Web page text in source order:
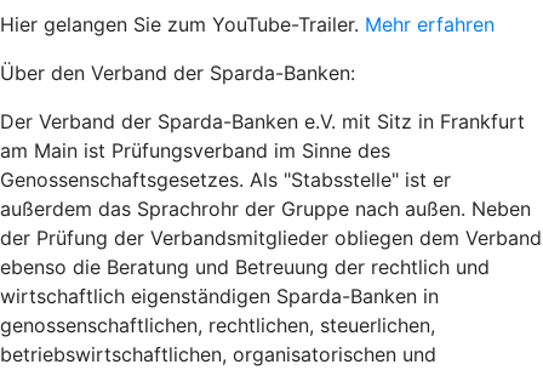
Hier gelangen Sie zum YouTube-Trailer. Mehr erfahren
Über den Verband der Sparda-Banken:
Der Verband der Sparda-Banken e.V. mit Sitz in Frankfurt
am Main ist Prüfungsverband im Sinne des
Genossenschaftsgesetzes. Als "Stabsstelle" ist er
außerdem das Sprachrohr der Gruppe nach außen. Neben
der Prüfung der Verbandsmitglieder obliegen dem Verband
ebenso die Beratung und Betreuung der rechtlich und
wirtschaftlich eigenständigen Sparda-Banken in
genossenschaftlichen, rechtlichen, steuerlichen,
betriebswirtschaftlichen, organisatorischen und